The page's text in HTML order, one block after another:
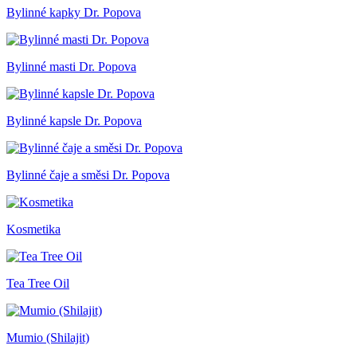
Bylinné kapky Dr. Popova
Bylinné masti Dr. Popova
Bylinné kapsle Dr. Popova
Bylinné čaje a směsi Dr. Popova
Kosmetika
Tea Tree Oil
Mumio (Shilajit)